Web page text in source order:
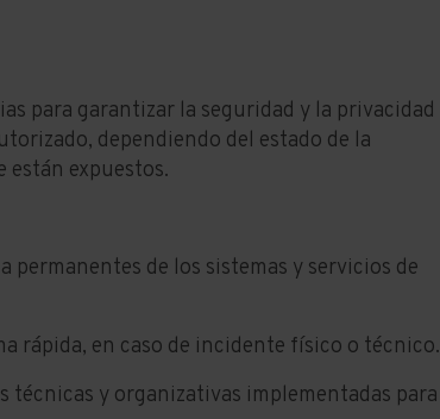
para garantizar la seguridad y la privacidad
dependiendo del estado de la
están expuestos.
de los sistemas y servicios de
rápida, en caso de incidente físico o técnico.
técnicas y organizativas implementadas para